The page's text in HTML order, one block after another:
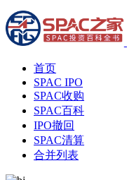
首页
SPAC IPO
SPAC收购
SPAC百科
IPO撤回
SPAC清算
合并列表